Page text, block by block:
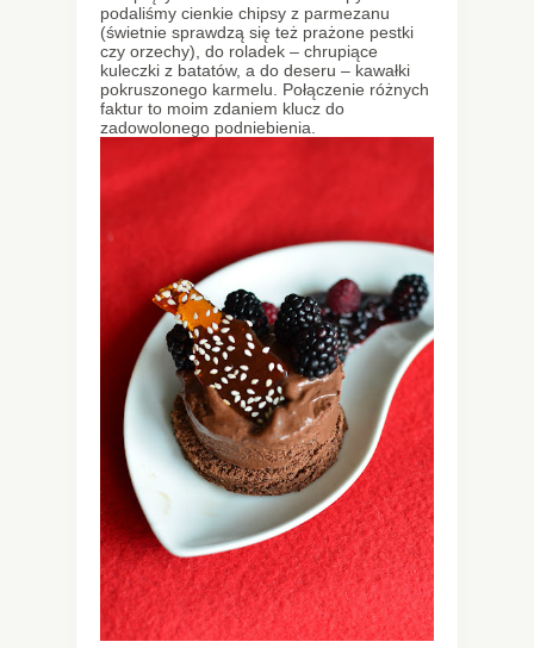
podaliśmy cienkie chipsy z parmezanu
(świetnie sprawdzą się też prażone pestki
czy orzechy), do roladek – chrupiące
kuleczki z batatów, a do deseru – kawałki
pokruszonego karmelu. Połączenie różnych
faktur to moim zdaniem klucz do
zadowolonego podniebienia.